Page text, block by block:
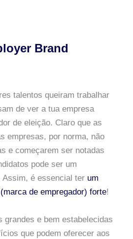
Brand
talentos queiram trabalhar
de ver a tua empresa
de eleição. Claro que as
empresas, por norma, não
e começarem ser notadas
pode ser um
Assim, é essencial ter um
de empregador) forte!
grandes e bem estabelecidas
que podem oferecer aos